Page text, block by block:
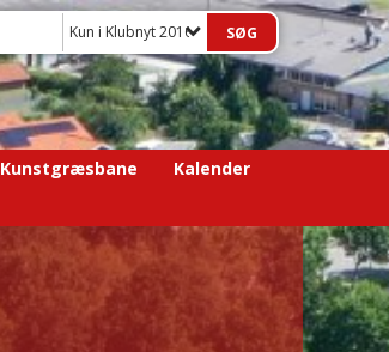
Kun i Klubnyt 2016
Kunstgræsbane
Kalender